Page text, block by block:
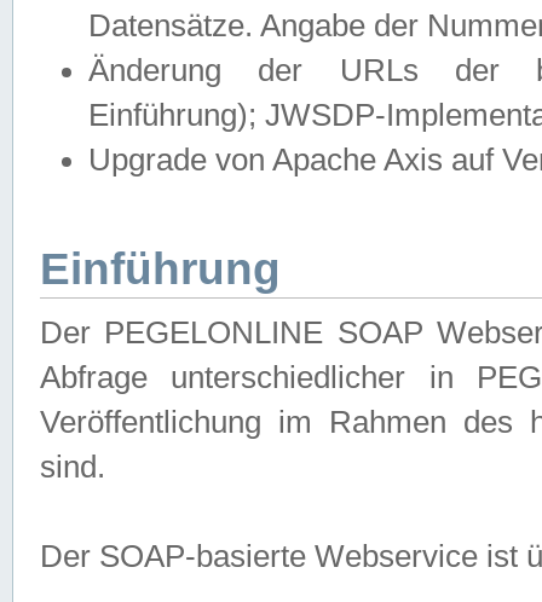
Datensätze. Angabe der
Änderung der URLs der
Einführung); JWSDP-
Upgrade von Apache Axis auf
Einführung
Der PEGELONLINE SOAP
Abfrage unterschiedlicher in
Veröffentlichung im Rahmen des
sind.
Der SOAP-basierte Webservice ist